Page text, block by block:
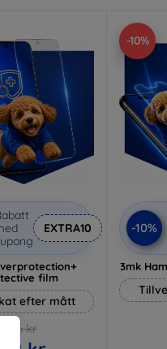
EXTRA10
film
efter mått
236 kr
-10%
-10%
3mk